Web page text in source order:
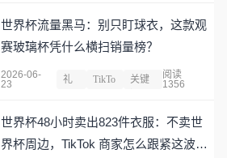
世界杯流量黑马：别只盯球衣，这款观
赛玻璃杯凭什么横扫销量榜？
2026-06-
23
礼
TikTo
关键
阅读
1356
世界杯48小时卖出823件衣服：不卖世
界杯周边，TikTok 商家怎么跟紧这波大